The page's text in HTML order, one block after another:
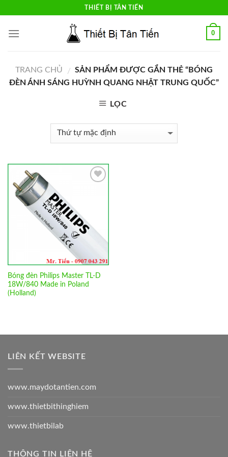
content
THIẾT BỊ TÂN TIẾN
0
TRANG CHỦ / SẢN PHẨM ĐƯỢC GẮN THẺ “BÓNG
ĐÈN ÁNH SÁNG HUỲNH QUANG NHẬT TRUNG QUỐC”
LỌC
Bóng đèn Philips Master TL-D
18W/840 Made in Poland
(Holland)
LIÊN KẾT WEBSITE
www.maydotantien.com
www.thietbithinghiem
www.thietbilab
THÔNG TIN LIÊN HỆ